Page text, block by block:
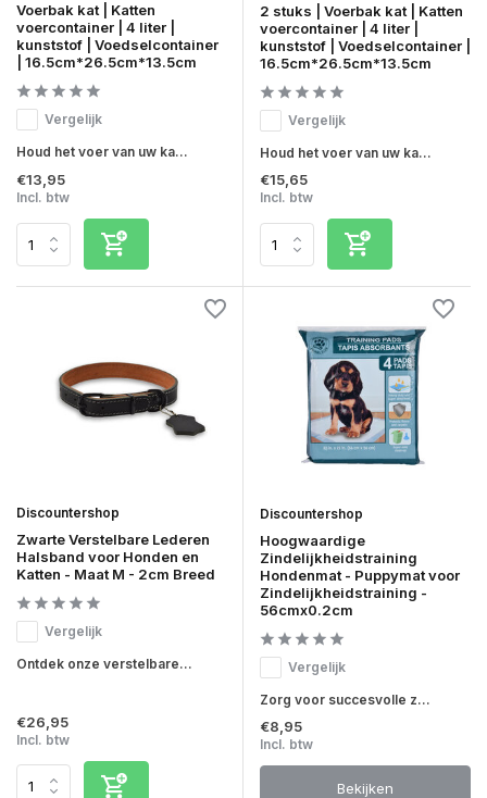
Voerbak kat | Katten
voercontainer | 4 liter |
kunststof | Voedselcontainer
| 16.5cm*26.5cm*13.5cm
Vergelijk
Houd het voer van uw ka...
€13,95
Incl. btw
2 stuks | Voerbak kat | Katten
voercontainer | 4 liter |
kunststof | Voedselcontainer |
16.5cm*26.5cm*13.5cm
Vergelijk
Houd het voer van uw ka...
€15,65
Incl. btw
Discountershop
Zwarte Verstelbare Lederen
Halsband voor Honden en
Katten - Maat M - 2cm Breed
Vergelijk
Ontdek onze verstelbare...
€26,95
Incl. btw
Discountershop
Hoogwaardige
Zindelijkheidstraining
Hondenmat - Puppymat voor
Zindelijkheidstraining -
56cmx0.2cm
Vergelijk
Zorg voor succesvolle z...
€8,95
Incl. btw
Bekijken